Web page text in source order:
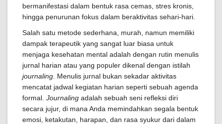
bermanifestasi dalam bentuk rasa cemas, stres kronis,
hingga penurunan fokus dalam beraktivitas sehari-hari.
Salah satu metode sederhana, murah, namun memiliki
dampak terapeutik yang sangat luar biasa untuk
menjaga kesehatan mental adalah dengan rutin menulis
jurnal harian atau yang populer dikenal dengan istilah
journaling . Menulis jurnal bukan sekadar aktivitas
mencatat jadwal kegiatan harian seperti sebuah agenda
formal. Journaling adalah sebuah seni refleksi diri
secara jujur, di mana Anda memindahkan segala bentuk
emosi, ketakutan, harapan, dan rasa syukur dari dalam